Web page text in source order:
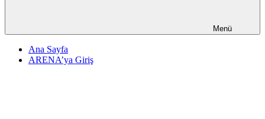
Menü
Ana Sayfa
ARENA’ya Giriş